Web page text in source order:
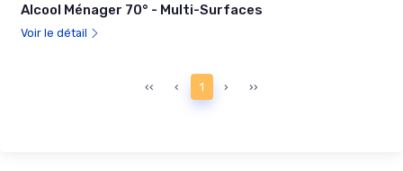
Alcool Ménager 70° - Multi-Surfaces
Voir le détail
‹‹ ‹ 1 › ››